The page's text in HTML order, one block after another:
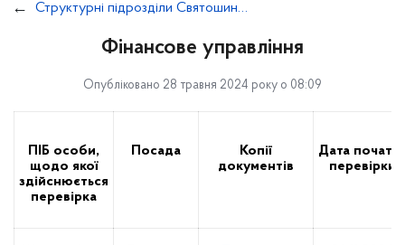
Структурні підрозділи Святошинської районної в місті Києві державної адміністрації (з правом юридичної особи)
Фінансове управління
Опубліковано 28 травня 2024 року о 08:09
ПІБ особи,
щодо якої
здійснюється
перевірка
Посада
Копії
документів
Дата
перевірки